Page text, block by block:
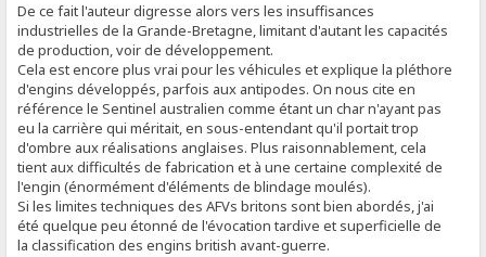
De ce fait l'auteur digresse alors vers les insuffisances
industrielles de la Grande-Bretagne, limitant d'autant les capacités
de production, voir de développement.
Cela est encore plus vrai pour les véhicules et explique la pléthore
d'engins développés, parfois aux antipodes. On nous cite en
référence le Sentinel australien comme étant un char n'ayant pas
eu la carrière qui méritait, en sous-entendant qu'il portait trop
d'ombre aux réalisations anglaises. Plus raisonnablement, cela
tient aux difficultés de fabrication et à une certaine complexité de
l'engin (énormément d'éléments de blindage moulés).
Si les limites techniques des AFVs britons sont bien abordés, j'ai
été quelque peu étonné de l'évocation tardive et superficielle de
la classification des engins british avant-guerre.